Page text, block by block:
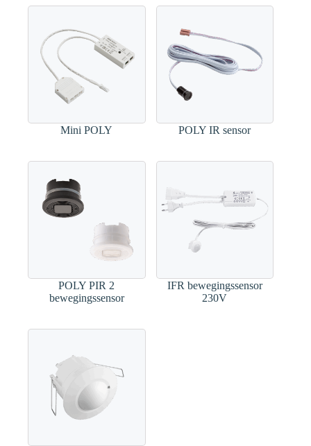
Mini POLY POLY IR sensor
POLY PIR 2
bewegingssensor
IFR bewegingssensor
230V